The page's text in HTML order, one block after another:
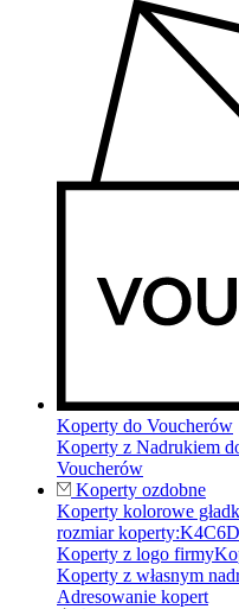
Koperty do Voucherów
Koperty z Nadrukiem
Voucherów
Koperty ozdobne
Koperty kolorowe
rozmiar koperty:K4C6
Koperty z logo firmy
Koperty z własnym
Adresowanie kopert